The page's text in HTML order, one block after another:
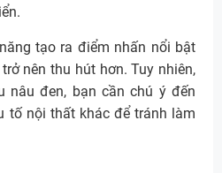
tạo ra điểm nhấn nổi bật
nên thu hút hơn. Tuy nhiên,
nâu đen, bạn cần chú ý đến
tố nội thất khác để tránh làm